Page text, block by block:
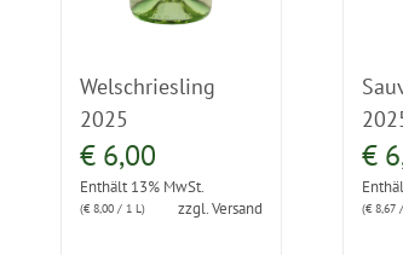
Welschriesling
2025
€ 6,00
Enthält 13% MwSt.
(€8,00 / 1 L) zzgl.Versand
€
(€8,67